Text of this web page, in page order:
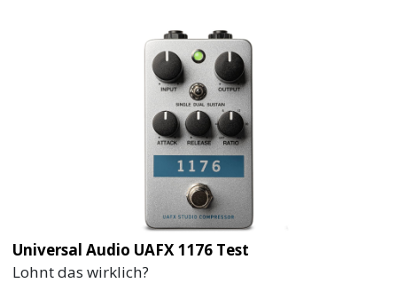
Universal Audio UAFX 1176 Test
Lohnt das wirklich?